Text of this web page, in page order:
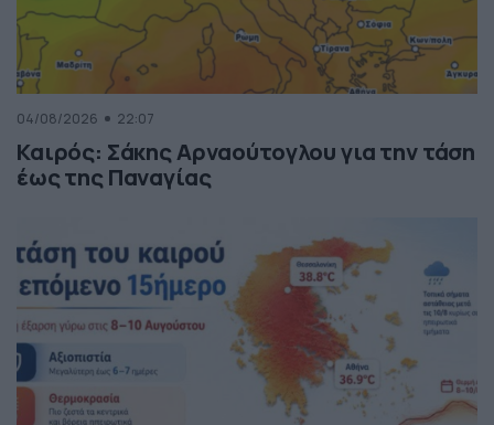
04/08/2026 22:07
Καιρός: Σάκης Αρναούτογλου για την τάση
έως της Παναγίας